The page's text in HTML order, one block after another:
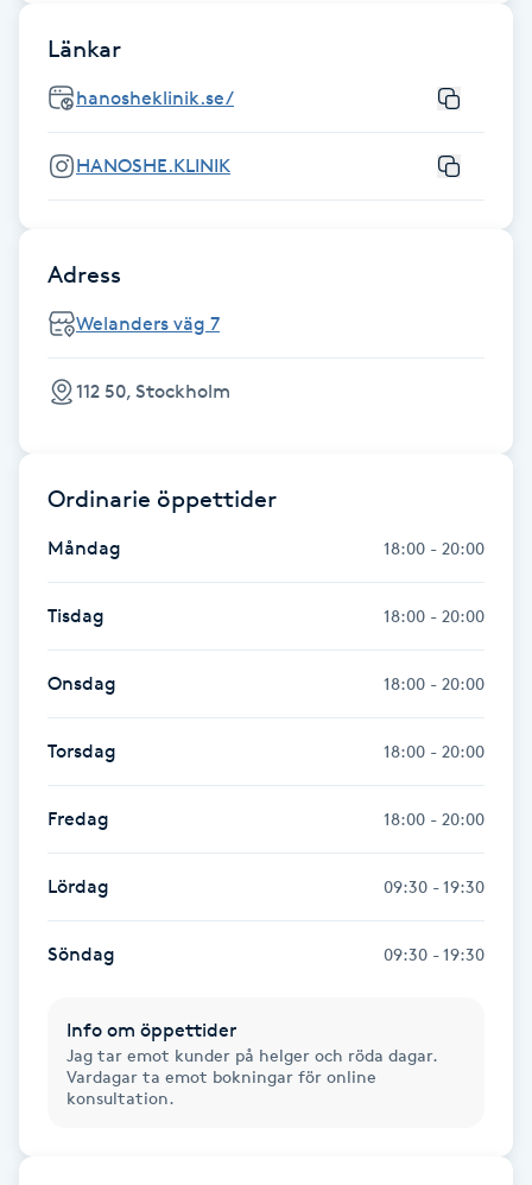
IPL hårborttagning
IR-massage
Japansk massage
Katun fransar
Keratinbehandling
Kinesisk medicin
Kiropraktik
Klangmassage
Klippning
Klippning & Slingor
Klippning ungdom
Koppningsmassage
Kosmetisk tatuering
Kostrådgivning
Länkar
hanosheklinik.se/
HANOSHE.KLINIK
Adress
Welanders väg 7
112 50, Stockholm
Ordinarie öppettider
Måndag 18:00 - 20:00
Tisdag 18:00 - 20:00
Onsdag 18:00 - 20:00
Torsdag 18:00 - 20:00
Fredag 18:00 - 20:00
Lördag 09:30 - 19:30
Söndag 09:30 - 19:30
Info om öppettider
Jag tar emot kunder på helger och röda dagar.
Vardagar ta emot bokningar för online
konsultation.